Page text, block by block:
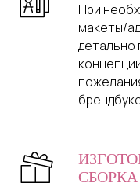
При
макеты/
детально
СБОРКА